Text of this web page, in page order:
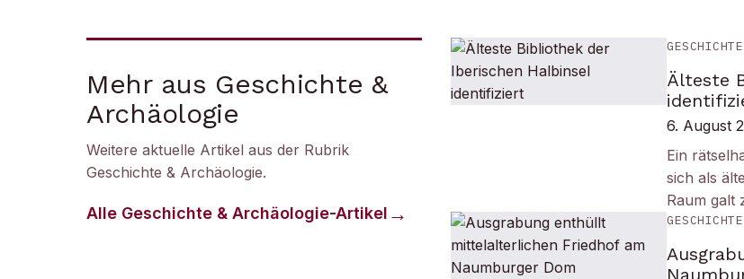
Mehr aus Geschichte &
Archäologie
Weitere aktuelle Artikel aus der Rubrik
Geschichte & Archäologie.
Alle Geschichte & Archäologie-Artikel
Älteste
6. August
Ein
sich als
Raum galt